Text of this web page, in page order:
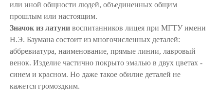
или иной общности людей, объединенных общим
прошлым или настоящим.
Значок из латуни воспитанников лицея при МГТУ имени
Н.Э. Баумана состоит из многочисленных деталей:
аббревиатура, наименование, прямые линии, лавровый
венок. Изделие частично покрыто эмалью в двух цветах -
синем и красном. Но даже такое обилие деталей не
кажется громоздким.